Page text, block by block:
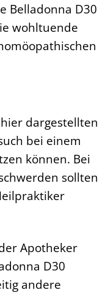
Belladonna D30
wohltuende
dargestellten
bei einem
können. Bei
sollten
Apotheker
D30
andere